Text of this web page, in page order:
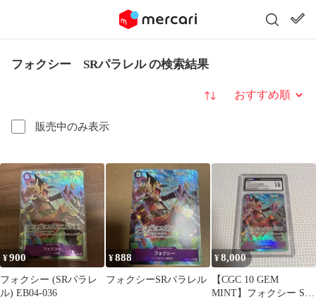
フォクシー SRパラレル の検索結果
販売中のみ表示
並び替え
¥900
フォクシー (SRパラレ
ル) EB04-036
¥888
フォクシーSRパラレル
¥8,000
【CGC 10 GEM
MINT】フォクシー SR